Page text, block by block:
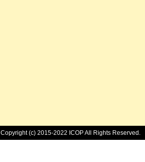
Copyright (c) 2015-2022 ICOP All Rights Reserved.